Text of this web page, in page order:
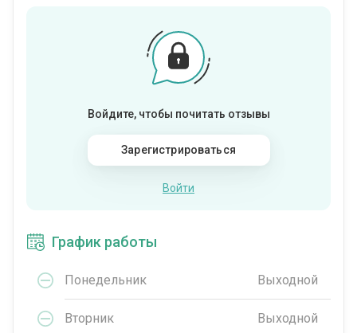
Войдите, чтобы почитать отзывы
Зарегистрироваться
Войти
График работы
Понедельник Выходной
Вторник Выходной